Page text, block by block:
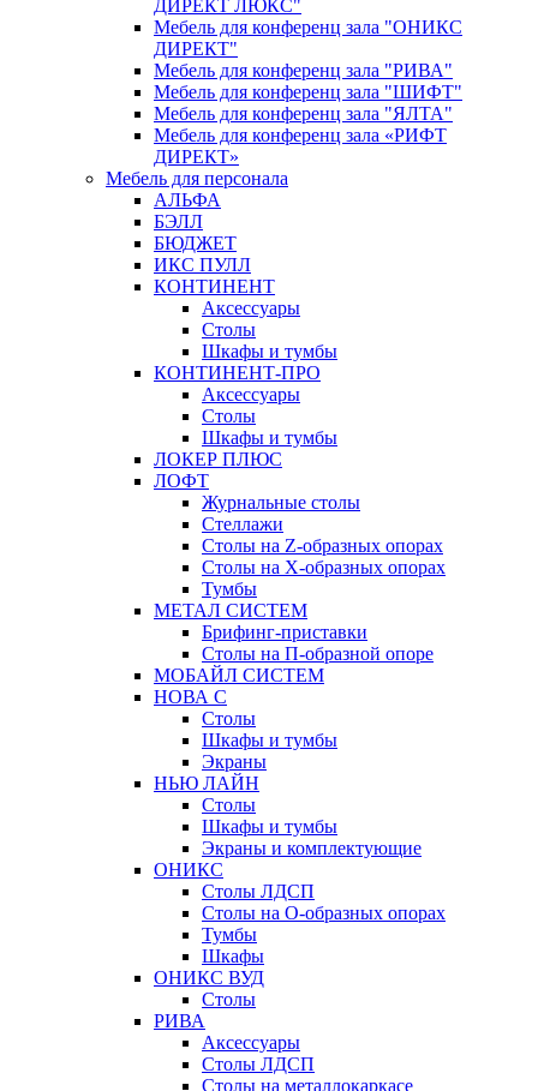
ДИРЕКТ ЛЮКС"
Мебель для конференц зала "ОНИКС
ДИРЕКТ"
Мебель для конференц зала "РИВА"
Мебель для конференц зала "ШИФТ"
Мебель для конференц зала "ЯЛТА"
Мебель для конференц зала «РИФТ
ДИРЕКТ»
Мебель для персонала
АЛЬФА
БЭЛЛ
БЮДЖЕТ
ИКС ПУЛЛ
КОНТИНЕНТ
Аксессуары
Столы
Шкафы и тумбы
КОНТИНЕНТ-ПРО
Аксессуары
Столы
Шкафы и тумбы
ЛОКЕР ПЛЮС
ЛОФТ
Журнальные столы
Стеллажи
Столы на Z-образных опорах
Столы на Х-образных опорах
Тумбы
МЕТАЛ СИСТЕМ
Брифинг-приставки
Столы на П-образной опоре
МОБАЙЛ СИСТЕМ
НОВА С
Столы
Шкафы и тумбы
Экраны
НЬЮ ЛАЙН
Столы
Шкафы и тумбы
Экраны и комплектующие
ОНИКС
Столы ЛДСП
Столы на О-образных опорах
Тумбы
Шкафы
ОНИКС ВУД
Столы
РИВА
Аксессуары
Столы ЛДСП
Столы на металлокаркасе